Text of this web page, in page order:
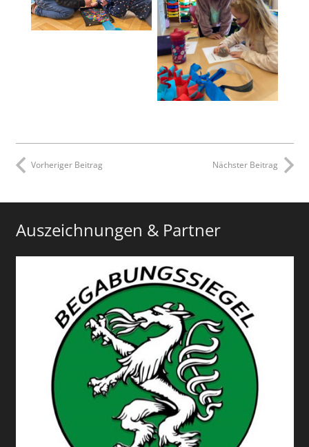
Vorheriger Beitrag Nächster Beitrag
Auszeichnungen & Partner